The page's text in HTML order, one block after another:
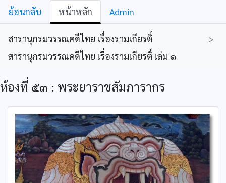
ย้อนกลับ หน้าหลัก Admin
สารานุกรมวรรณคดีไทย เรื่องรามเกียรติ์
>
สารานุกรมวรรณคดีไทย เรื่องรามเกียรติ์ เล่ม ๑
ห้องที่ ๕๓ : พระยาราชสัมภารากร